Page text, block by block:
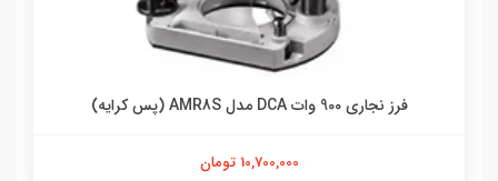
فرز نجاری 900 وات DCA مدل AMR8S (پس کرایه)
10,700,000 تومان